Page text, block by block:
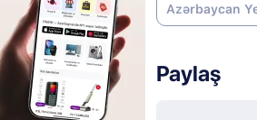
Azərbaycan
Paylaş